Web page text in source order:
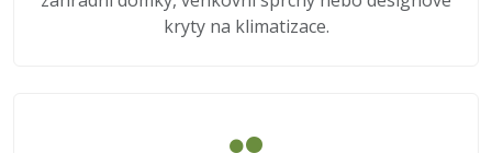
kryty na klimatizace.